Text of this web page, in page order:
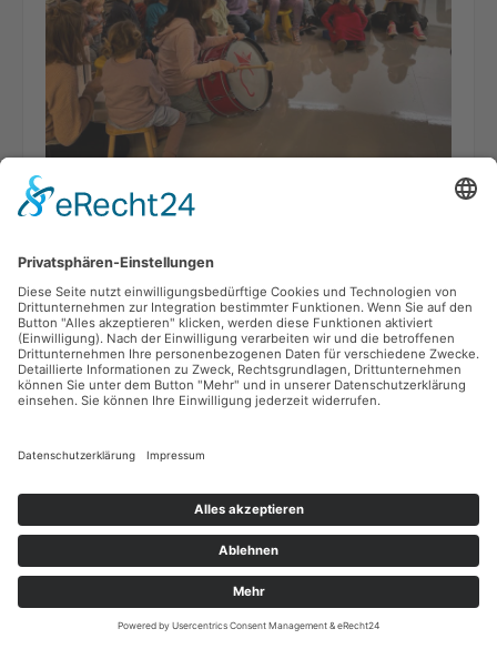
Foto: Jecke Öhrcher Jecke Öhrcher - Karneval mit
„Mir sin bunt“ heißt das nicht nur das Lieder zur aktuellen
Session des Kölner Karnevalsvereins Jecker Öhrcher - es ist
auch ein Jubiläumssong.
mehr
Foto: Bayrisches Staatsministerium
Auszeichungen
Margit Gamberoni und
Gudrun Heller-Richter
Bundesverdienstkreuz
erhalten. Brigitte Hilgert-